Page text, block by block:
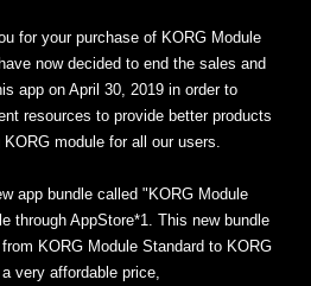
for your purchase of KORG Module
now decided to end the sales and
app on April 30, 2019 in order to
resources to provide better products
module for all our users.
app bundle called "KORG Module
through AppStore*1. This new bundle
KORG Module Standard to KORG
very affordable price,